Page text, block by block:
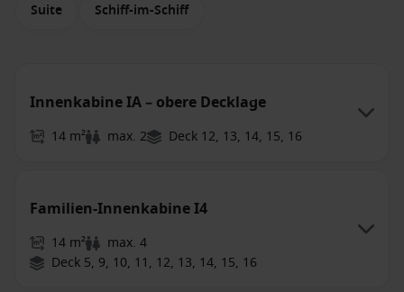
Suite Schiff-im-Schiff
Innenkabine IA – obere Decklage
14 m² max. 2 Deck 12, 13, 14, 15, 16
Familien-Innenkabine I4
14 m²
max. 4
Deck 5, 9, 10, 11, 12, 13, 14, 15, 16